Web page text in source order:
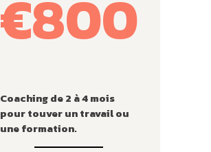
€800
Coaching de 2 à 4 mois
pour touver un travail ou
une formation.